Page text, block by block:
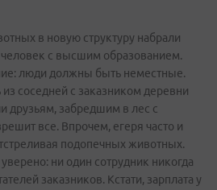
в новую структуру набрали
с высшим образованием.
люди должны быть неместные.
из соседней с заказником деревни
друзьям, забредшим в лес с
все. Впрочем, егеря часто и
подопечных животных.
ни один сотрудник никогда
заказников. Кстати, зарплата у